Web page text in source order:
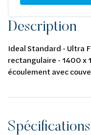
Description
Ideal Standard - Ultra
rectangulaire - 1400 x
écoulement avec
Spécifications